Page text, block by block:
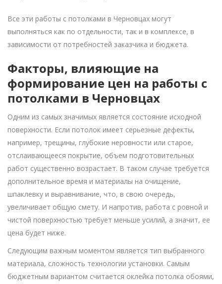
Все эти работы с потолками в Черновцах могут
выполняться как по отдельности, так и в комплексе, в
зависимости от потребностей заказчика и бюджета.
Факторы, влияющие на
формирование цен на работы с
потолками в Черновцах
Одним из самых значимых является состояние исходной
поверхности. Если потолок имеет серьезные дефекты,
например, трещины, глубокие неровности или старое,
отслаивающееся покрытие, объем подготовительных
работ существенно возрастает. В таком случае требуется
дополнительное время и материалы на очищение,
шпаклевку и выравнивание, что, в свою очередь,
увеличивает общую смету. И напротив, работа с ровной и
чистой поверхностью требует меньше усилий, а значит, ее
цена будет ниже.
Следующим важным моментом является тип выбранного
материала, сложность технологии установки. Самым
бюджетным вариантом считается оклейка потолка обоями,